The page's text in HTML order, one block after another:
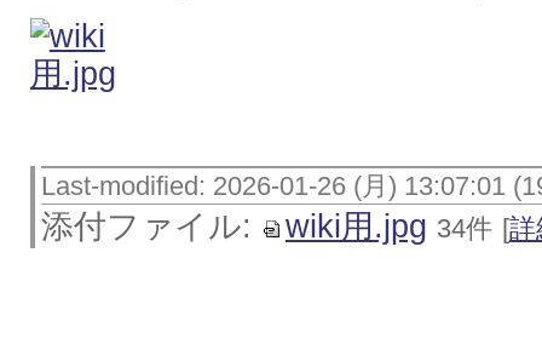
Last-modified: 2026-01-26 (月) 13:07:01
添付ファイル: wiki用.jpg 34件 [詳